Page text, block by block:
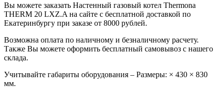
Вы можете заказать Настенный газовый котел Thermona
THERM 20 LXZ.A на сайте с бесплатной доставкой по
Екатеринбургу при заказе от 8000 рублей.
Возможна оплата по наличному и безналичному расчету.
Также Вы можете оформить бесплатный самовывоз с нашего
склада.
Учитывайте габариты оборудования – Размеры: × 430 × 830
мм.